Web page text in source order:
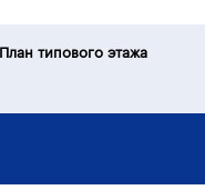
План типового этажа